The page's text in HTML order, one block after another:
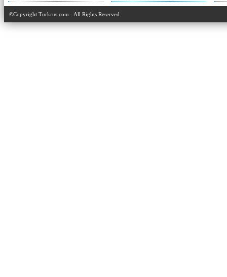
©Copyright Turkrus.com - All Rights Reserved